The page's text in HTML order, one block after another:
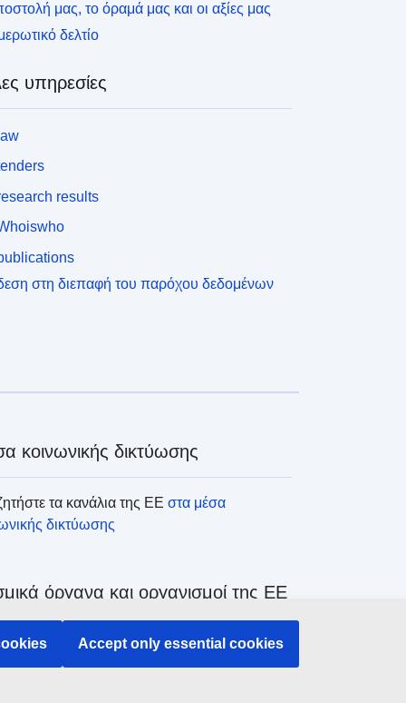
μας, το όραμά μας και οι αξίες μας
δελτίο
υπηρεσίες
results
στη διεπαφή του παρόχου δεδομένων
κοινωνικής δικτύωσης
τα κανάλια της ΕΕστα μέσα
δικτύωσης
όργανα και οργανισμοί της ΕΕ
όλων των θεσμικών και λοιπών
και οργανισμών της ΕΕ
Accept only essential cookies